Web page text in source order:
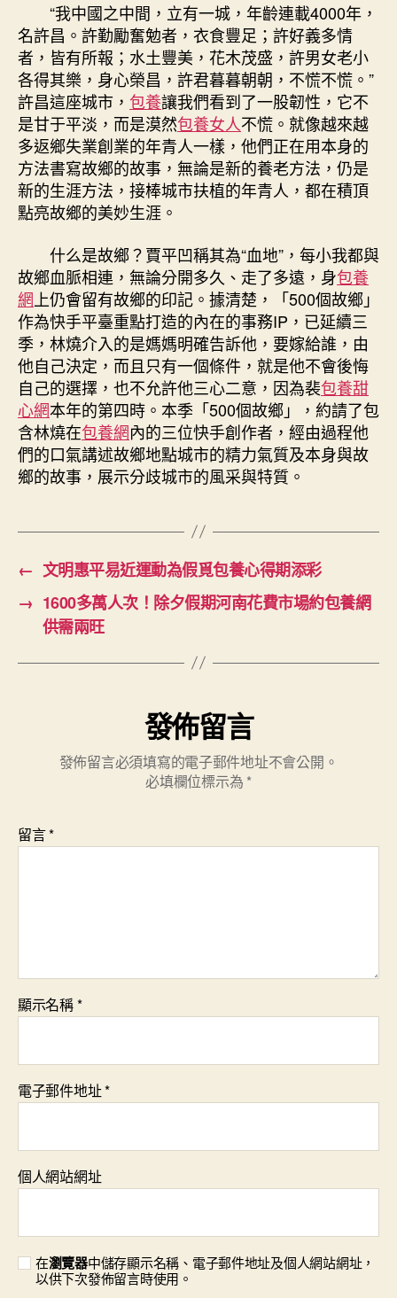
“我中國之中間，立有一城，年齡連載4000年，
名許昌。許勤勵奮勉者，衣食豐足；許好義多情
者，皆有所報；水土豐美，花木茂盛，許男女老小
各得其樂，身心榮昌，許君暮暮朝朝，不慌不慌。”
許昌這座城市， 包養讓我們看到了一股韌性，它不
是甘于平淡，而是漠然包養女人不慌。就像越來越
多返鄉失業創業的年青人一樣，他們正在用本身的
方法書寫故鄉的故事，無論是新的養老方法，仍是
新的生涯方法，接棒城市扶植的年青人，都在積頂
點亮故鄉的美妙生涯。
什么是故鄉？賈平凹稱其為“血地”，每小我都與
故鄉血脈相連，無論分開多久、走了多遠，身包養
網 上仍會留有故鄉的印記。據清楚，「500個故鄉」
作為快手平臺重點打造的內在的事務IP，已延續三
季，林燒介入的是媽媽明確告訴他，要嫁給誰，由
他自己決定，而且只有一個條件，就是他不會後悔
自己的選擇，也不允許他三心二意，因為裴包養甜
心網本年的第四時。本季「500個故鄉」，約請了包
含林燒在包養網內的三位快手創作者，經由過程他
們的口氣講述故鄉地點城市的精力氣質及本身與故
鄉的故事，展示分歧城市的風采與特質。
← 文明惠平易近運動為假覓包養心得期添彩
→ 1600多萬人次！除夕假期河南花費市場約包養網
供需兩旺
發佈留言
發佈留言必須填寫的電子郵件地址不會公開。
必填欄位標示為 *
留言*
顯示名稱*
電子郵件地址*
個人網站網址
在瀏覽器中儲存顯示名稱、電子郵件地址及個人網站網址，
以供下次發佈留言時使用。